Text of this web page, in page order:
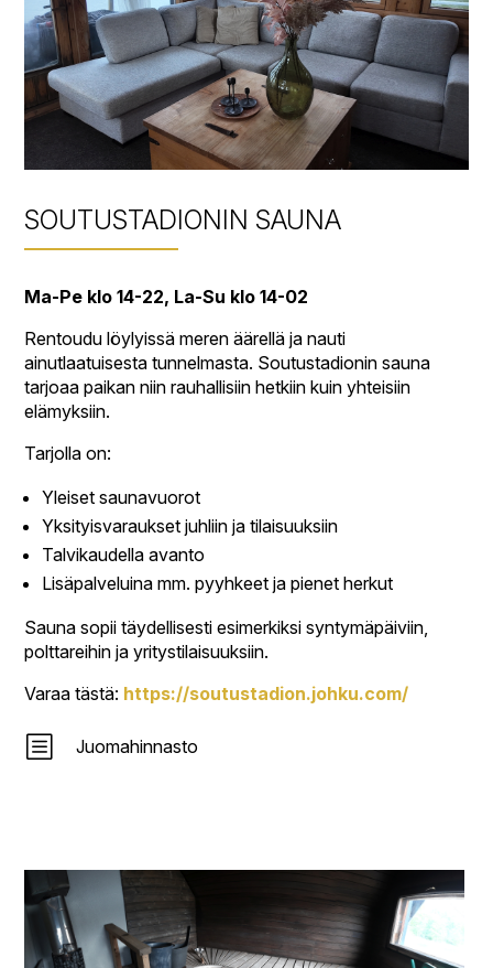
SOUTUSTADIONIN SAUNA
Ma-Pe klo 14-22, La-Su klo 14-02
Rentoudu löylyissä meren äärellä ja nauti
ainutlaatuisesta tunnelmasta. Soutustadionin sauna
tarjoaa paikan niin rauhallisiin hetkiin kuin yhteisiin
elämyksiin.
Tarjolla on:
Yleiset saunavuorot
Yksityisvaraukset juhliin ja tilaisuuksiin
Talvikaudella avanto
Lisäpalveluina mm. pyyhkeet ja pienet herkut
Sauna sopii täydellisesti esimerkiksi syntymäpäiviin,
polttareihin ja yritystilaisuuksiin.
Varaa tästä: https://soutustadion.johku.com/
b Juomahinnasto